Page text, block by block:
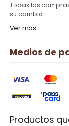
Todas las
su cambio.
Ver mas
Medios de
Productos